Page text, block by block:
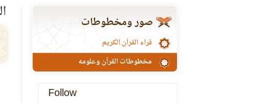
صور ومخطوطات
قراء القرآن الكريم
مخطوطات القرآن وعلومه
Follow